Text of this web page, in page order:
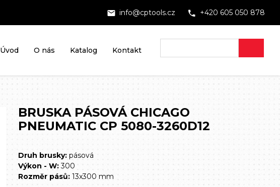
info@cptools.cz +420 605 050 878
Úvod O nás Katalog Kontakt
BRUSKA PÁSOVÁ CHICAGO
PNEUMATIC CP 5080-3260D12
Druh brusky: pásová
Výkon - W:300
Rozměr pásů: 13x300 mm